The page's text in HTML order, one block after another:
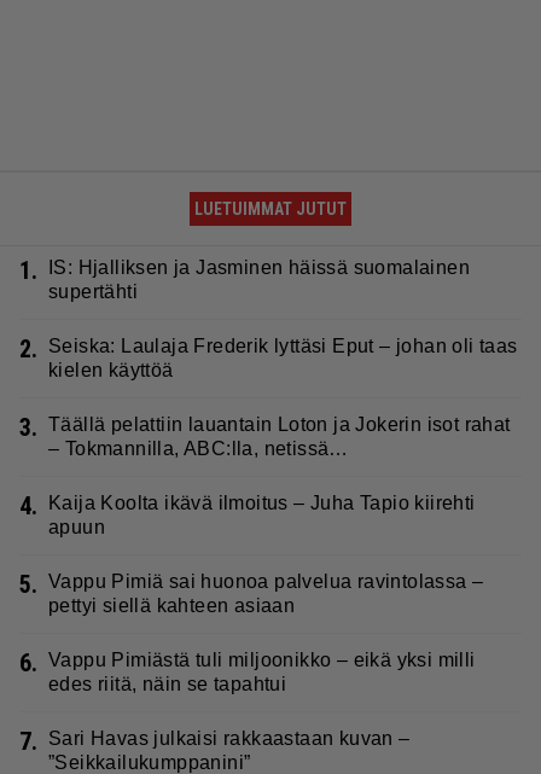
LUETUIMMAT JUTUT
1.
IS: Hjalliksen ja Jasminen häissä suomalainen
supertähti
2.
Seiska: Laulaja Frederik lyttäsi Eput – johan oli taas
kielen käyttöä
3. Täällä pelattiin lauantain Loton ja Jokerin isot rahat
– Tokmannilla, ABC:lla, netissä…
4.
Kaija Koolta ikävä ilmoitus – Juha Tapio kiirehti
apuun
5. Vappu Pimiä sai huonoa palvelua ravintolassa –
pettyi siellä kahteen asiaan
6. Vappu Pimiästä tuli miljoonikko – eikä yksi milli
edes riitä, näin se tapahtui
7.
Sari Havas julkaisi rakkaastaan kuvan –
”Seikkailukumppanini”